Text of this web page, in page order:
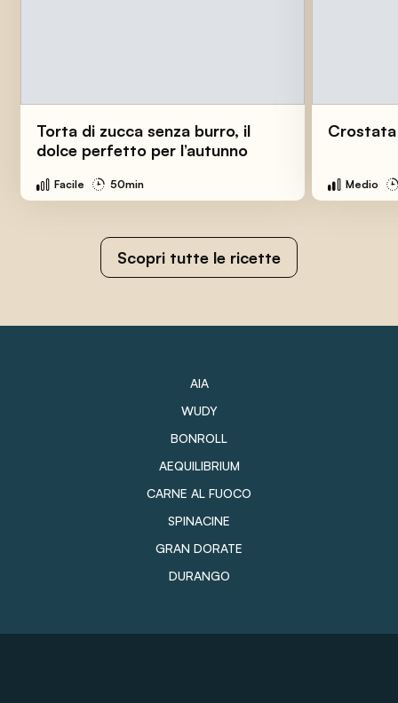
Torta di zucca senza burro, il
dolce perfetto per l’autunno
Facile 50min Medio
Scopri tutte le ricette
AIA
WUDY
BONROLL
AEQUILIBRIUM
CARNE AL FUOCO
SPINACINE
GRAN DORATE
DURANGO